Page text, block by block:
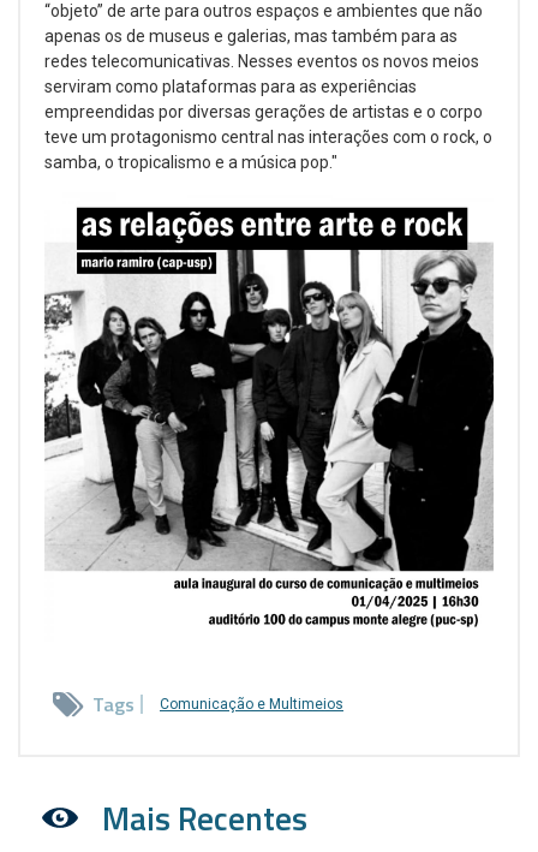
“objeto” de arte para outros espaços e ambientes que não
apenas os de museus e galerias, mas também para as
redes telecomunicativas. Nesses eventos os novos meios
serviram como plataformas para as experiências
empreendidas por diversas gerações de artistas e o corpo
teve um protagonismo central nas interações com o rock, o
samba, o tropicalismo e a música pop."
Tags Comunicação e Multimeios
Mais Recentes